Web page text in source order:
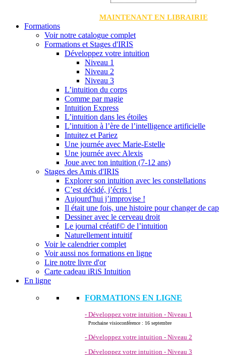
MAINTENANT EN LIBRAIRIE
Formations
Voir notre catalogue complet
Formations et Stages d'IRIS
Développez votre intuition
Niveau 1
Niveau 2
Niveau 3
L’intuition du corps
Comme par magie
Intuition Express
L’intuition dans les étoiles
L’intuition à l’ère de l’intelligence artificielle
Intuitez et Pariez
Une journée avec Marie-Estelle
Une journée avec Alexis
Joue avec ton intuition (7-12 ans)
Stages des Amis d'IRIS
Explorer son intuition avec les constellations
C’est décidé, j’écris !
Aujourd'hui j’improvise !
Il était une fois, une histoire pour changer de cap
Dessiner avec le cerveau droit
Le journal créatif© de l’intuition
Naturellement intuitif
Voir le calendrier complet
Voir aussi nos formations en ligne
Lire notre livre d'or
Carte cadeau iRiS Intuition
En ligne
FORMATIONS EN LIGNE
- Développez votre intuition - Niveau 1
Prochaine visioconférence : 16 septembre
- Développez votre intuition - Niveau 2
- Développez votre intuition - Niveau 3